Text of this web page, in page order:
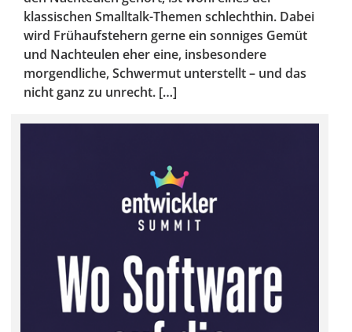
klassischen Smalltalk-Themen schlechthin. Dabei
wird Frühaufstehern gerne ein sonniges Gemüt
und Nachteulen eher eine, insbesondere
morgendliche, Schwermut unterstellt – und das
nicht ganz zu unrecht. […]